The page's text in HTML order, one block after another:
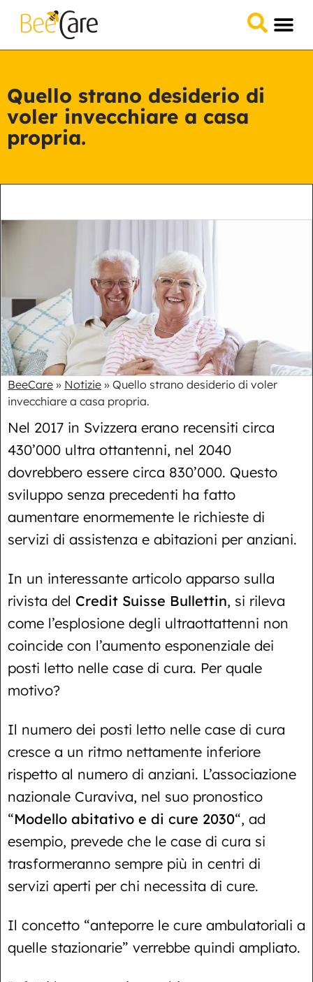
Quello strano desiderio di
voler invecchiare a casa
propria.
BeeCare » Notizie » Quello strano desiderio di voler
invecchiare a casa propria.
Nel 2017 in Svizzera erano recensiti circa
430’000 ultra ottantenni, nel 2040
dovrebbero essere circa 830’000. Questo
sviluppo senza precedenti ha fatto
aumentare enormemente le richieste di
servizi di assistenza e abitazioni per anziani.
In un interessante articolo apparso sulla
rivista del Credit Suisse Bullettin, si rileva
come l’esplosione degli ultraottattenni non
coincide con l’aumento esponenziale dei
posti letto nelle case di cura. Per quale
motivo?
Il numero dei posti letto nelle case di cura
cresce a un ritmo nettamente inferiore
rispetto al numero di anziani. L’associazione
nazionale Curaviva, nel suo pronostico
“Modello abitativo e di cure 2030“, ad
esempio, prevede che le case di cura si
trasformeranno sempre più in centri di
servizi aperti per chi necessita di cure.
Il concetto “anteporre le cure ambulatoriali a
quelle stazionarie” verrebbe quindi ampliato.